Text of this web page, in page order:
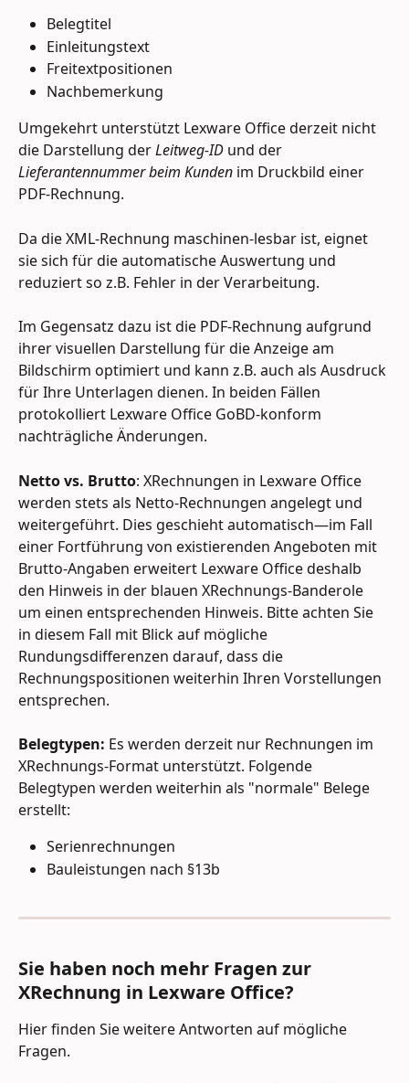
Belegtitel
Einleitungstext
Freitextpositionen
Nachbemerkung
Umgekehrt unterstützt Lexware Office derzeit nicht
die Darstellung der Leitweg-ID und der
Lieferantennummer beim Kunden im Druckbild einer
PDF-Rechnung.
Da die XML-Rechnung maschinen-lesbar ist, eignet
sie sich für die automatische Auswertung und
reduziert so z.B. Fehler in der Verarbeitung.
Im Gegensatz dazu ist die PDF-Rechnung aufgrund
ihrer visuellen Darstellung für die Anzeige am
Bildschirm optimiert und kann z.B. auch als Ausdruck
für Ihre Unterlagen dienen. In beiden Fällen
protokolliert Lexware Office GoBD-konform
nachträgliche Änderungen.
Netto vs. Brutto: XRechnungen in Lexware Office
werden stets als Netto-Rechnungen angelegt und
weitergeführt. Dies geschieht automatisch—im Fall
einer Fortführung von existierenden Angeboten mit
Brutto-Angaben erweitert Lexware Office deshalb
den Hinweis in der blauen XRechnungs-Banderole
um einen entsprechenden Hinweis. Bitte achten Sie
in diesem Fall mit Blick auf mögliche
Rundungsdifferenzen darauf, dass die
Rechnungspositionen weiterhin Ihren Vorstellungen
entsprechen.
Belegtypen: Es werden derzeit nur Rechnungen im
XRechnungs-Format unterstützt. Folgende
Belegtypen werden weiterhin als "normale" Belege
erstellt:
Serienrechnungen
Bauleistungen nach §13b
Sie haben noch mehr Fragen zur
XRechnung in Lexware Office?
Hier finden Sie weitere Antworten auf mögliche
Fragen.